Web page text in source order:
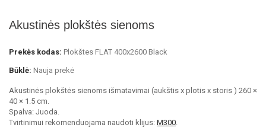
Akustinės plokštės sienoms
Prekės kodas: Plokštes FLAT 400x2600 Black
Būklė: Nauja prekė
Akustinės plokštės sienoms išmatavimai (aukštis x plotis x storis ) 260 ×
40 × 1.5 cm.
Spalva: Juoda.
Tvirtinimui rekomenduojama naudoti klijus: M300.